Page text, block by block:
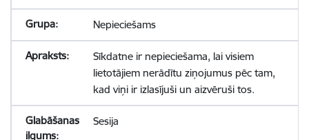
Nepieciešams
Sīkdatne ir nepieciešama, lai visiem
lietotājiem nerādītu ziņojumus pēc tam,
kad viņi ir izlasījuši un aizvēruši tos.
Sesija